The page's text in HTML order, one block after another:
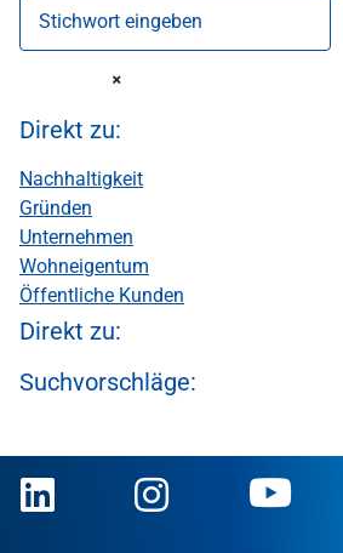
Stichwort eingeben
Direkt zu:
Nachhaltigkeit
Gründen
Unternehmen
Wohneigentum
Öffentliche Kunden
Direkt zu:
Suchvorschläge: